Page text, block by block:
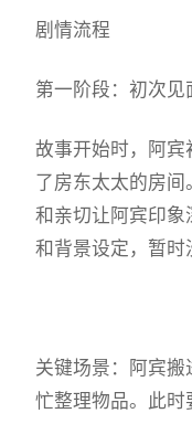
剧情流程
第一阶段：初次见
故事开始时，阿
了房东太太的房
和亲切让阿宾印
和背景设定，暂时
关键场景：阿宾
忙整理物品。此